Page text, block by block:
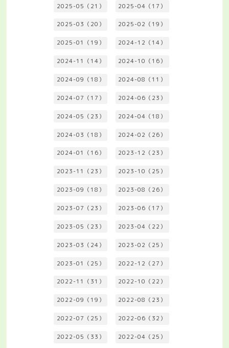
2025-05（21） 2025-04（17）
2025-03（20） 2025-02（19）
2025-01（19） 2024-12（14）
2024-11（14） 2024-10（16）
2024-09（18） 2024-08（11）
2024-07（17） 2024-06（23）
2024-05（23） 2024-04（18）
2024-03（18） 2024-02（26）
2024-01（16） 2023-12（23）
2023-11（23） 2023-10（25）
2023-09（18） 2023-08（26）
2023-07（23） 2023-06（17）
2023-05（23） 2023-04（22）
2023-03（24） 2023-02（25）
2023-01（25） 2022-12（27）
2022-11（31） 2022-10（22）
2022-09（19） 2022-08（23）
2022-07（25） 2022-06（32）
2022-05（33） 2022-04（25）